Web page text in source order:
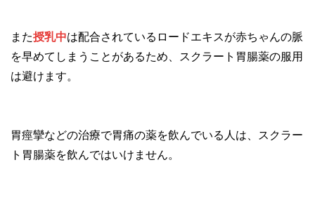
また授乳中は配合されているロードエキスが赤ちゃんの脈
を早めてしまうことがあるため、スクラート胃腸薬の服用
は避けます。
胃痙攣などの治療で胃痛の薬を飲んでいる人は、スクラー
ト胃腸薬を飲んではいけません。